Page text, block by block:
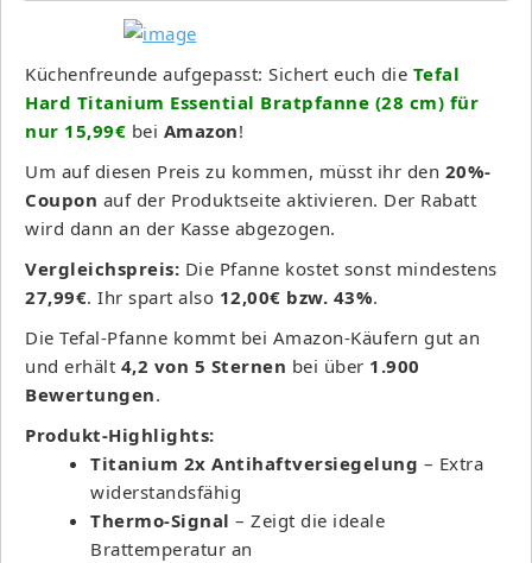
Küchenfreunde aufgepasst: Sichert euch die Tefal
Hard Titanium Essential Bratpfanne (28 cm) für
nur 15,99€ bei Amazon!
Um auf diesen Preis zu kommen, müsst ihr den 20%-
Coupon auf der Produktseite aktivieren. Der Rabatt
wird dann an der Kasse abgezogen.
Vergleichspreis: Die Pfanne kostet sonst mindestens
27,99€. Ihr spart also 12,00€ bzw. 43%.
Die Tefal-Pfanne kommt bei Amazon-Käufern gut an
und erhält 4,2 von 5 Sternen bei über 1.900
Bewertungen.
Produkt-Highlights:
Titanium 2x Antihaftversiegelung – Extra
widerstandsfähig
Thermo-Signal – Zeigt die ideale
Brattemperatur an